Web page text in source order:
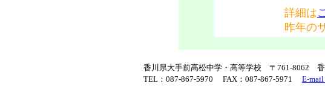
詳細は
昨年のサマー
香川県大手前高松中学・高等学校 〒761-8062 香
TEL：087-867-5970 FAX：087-867-5971
E-mail